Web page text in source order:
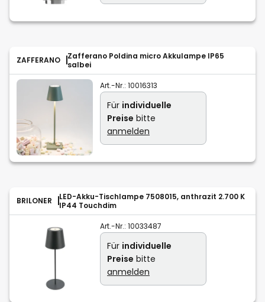
ZAFFERANO
Zafferano Poldina micro Akkulampe IP65
salbei
Art.-Nr.: 10016313
Für individuelle
Preise bitte
anmelden
BRILONER
LED-Akku-Tischlampe 7508015, anthrazit 2.700 K
IP44 Touchdim
Art.-Nr.: 10033487
Für individuelle
Preise bitte
anmelden